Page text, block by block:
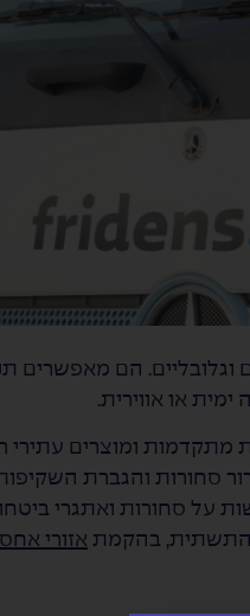
וגלובליים. הם מאפשרים
או אווירית.
מתקדמות ומוצרים עתירי
סחורות והגברת
על סחורות ואתגרי
התשתית, בהקמת אזורי